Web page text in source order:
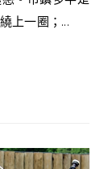
上一圈；...